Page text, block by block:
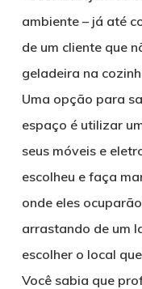
ambiente – já até
de um cliente que
geladeira na
Uma opção para
espaço é utilizar
seus móveis e
escolheu e faça
onde eles
arrastando de um
escolher o local
Você sabia que